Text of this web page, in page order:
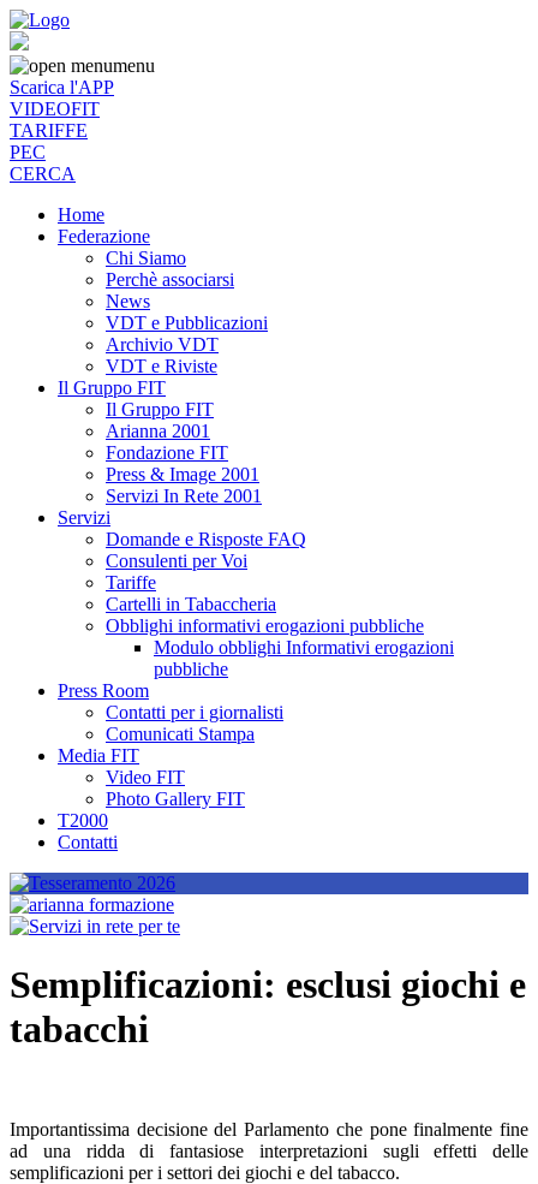
menu
Scarica l'APP
VIDEOFIT
TARIFFE
PEC
CERCA
Home
Federazione
Chi Siamo
Perchè associarsi
News
VDT e Pubblicazioni
Archivio VDT
VDT e Riviste
Il Gruppo FIT
Il Gruppo FIT
Arianna 2001
Fondazione FIT
Press & Image 2001
Servizi In Rete 2001
Servizi
Domande e Risposte FAQ
Consulenti per Voi
Tariffe
Cartelli in Tabaccheria
Obblighi informativi erogazioni pubbliche
Modulo obblighi Informativi erogazioni
pubbliche
Press Room
Contatti per i giornalisti
Comunicati Stampa
Media FIT
Video FIT
Photo Gallery FIT
T2000
Contatti
Semplificazioni: esclusi giochi e
tabacchi
Importantissima decisione del Parlamento che pone finalmente fine
ad una ridda di fantasiose interpretazioni sugli effetti delle
semplificazioni per i settori dei giochi e del tabacco.